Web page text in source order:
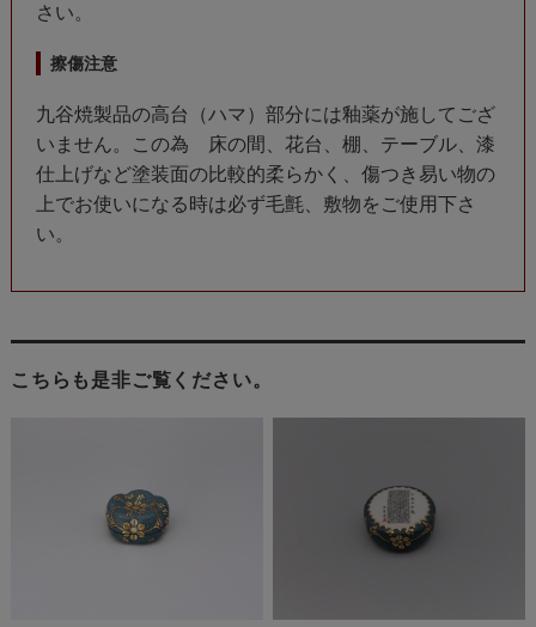
さい。
擦傷注意
九谷焼製品の高台（ハマ）部分には釉薬が施してござ
いません。この為 床の間、花台、棚、テーブル、漆
仕上げなど塗装面の比較的柔らかく、傷つき易い物の
上でお使いになる時は必ず毛氈、敷物をご使用下さ
い。
こちらも是非ご覧ください。